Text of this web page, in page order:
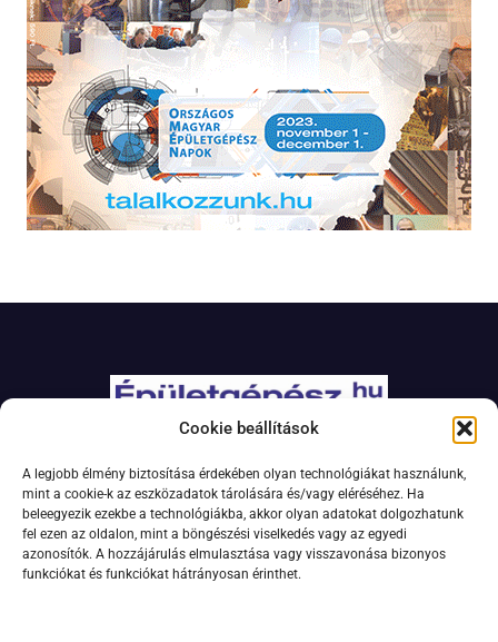
Cookie beállítások
A legjobb élmény biztosítása érdekében olyan technológiákat használunk,
mint a cookie-k az eszközadatok tárolására és/vagy eléréséhez. Ha
beleegyezik ezekbe a technológiákba, akkor olyan adatokat dolgozhatunk
fel ezen az oldalon, mint a böngészési viselkedés vagy az egyedi
azonosítók. A hozzájárulás elmulasztása vagy visszavonása bizonyos
funkciókat és funkciókat hátrányosan érinthet.
Adatkezelési szabályzat
Jogi nyilatkozat
Kapcsolat
Impresszum